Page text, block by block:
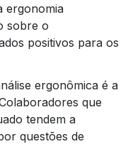
ergonomia
sobre o
positivos para os
ergonômica é a
que
tendem a
questões de